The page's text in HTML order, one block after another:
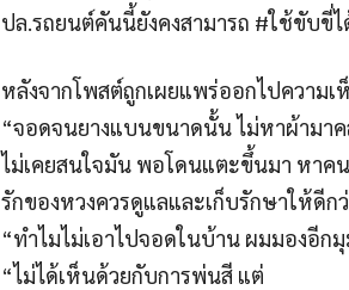
ปล.รถยนต์คันนี้ยังคงสามารถ #ใช้ขับขี่
หลังจากโพสต์ถูกเผยแพร่ออกไปความ
“จอดจนยางแบนขนาดนั้น ไม่หาผ้าม
ไม่เคยสนใจมัน พอโดนแตะขึ้นมา หา
รักของหวงควรดูแลและเก็บรักษาให้ดี
“ทำไมไม่เอาไปจอดในบ้าน ผมมองอีก
“ไม่ได้เห็นด้วยกับการพ่นสี แต่